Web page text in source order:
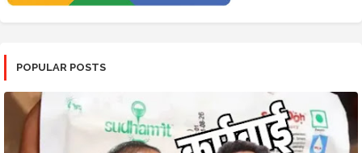
POPULAR POSTS